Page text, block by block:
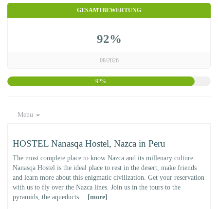
GESAMTBEWERTUNG
92%
08/2026
92%
Menu
HOSTEL Nanasqa Hostel, Nazca in Peru
The most complete place to know Nazca and its millenary culture.
Nanasqa Hostel is the ideal place to rest in the desert, make friends
and learn more about this enigmatic civilization. Get your reservation
with us to fly over the Nazca lines. Join us in the tours to the
pyramids, the aqueducts… [more]